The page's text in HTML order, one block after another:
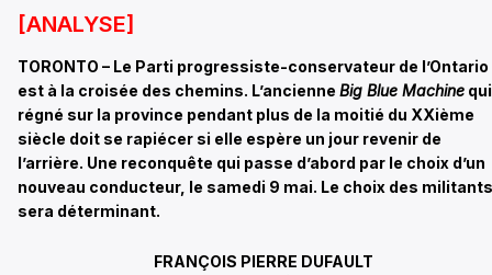
[ANALYSE]
TORONTO – Le Parti progressiste-conservateur de l’Ontario
est à la croisée des chemins. L’ancienne Big Blue Machine
régné sur la province pendant plus de la moitié du XXième
siècle doit se rapiécer si elle espère un jour revenir de
l’arrière. Une reconquête qui passe d’abord par le choix d’un
nouveau conducteur, le samedi 9 mai. Le choix des militants
sera déterminant.
FRANÇOIS PIERRE DUFAULT